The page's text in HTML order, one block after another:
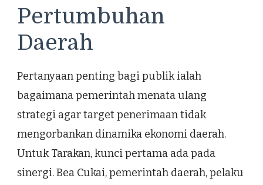
Pertumbuhan
Daerah
Pertanyaan penting bagi publik ialah
bagaimana pemerintah menata ulang
strategi agar target penerimaan tidak
mengorbankan dinamika ekonomi daerah.
Untuk Tarakan, kunci pertama ada pada
sinergi. Bea Cukai, pemerintah daerah, pelaku